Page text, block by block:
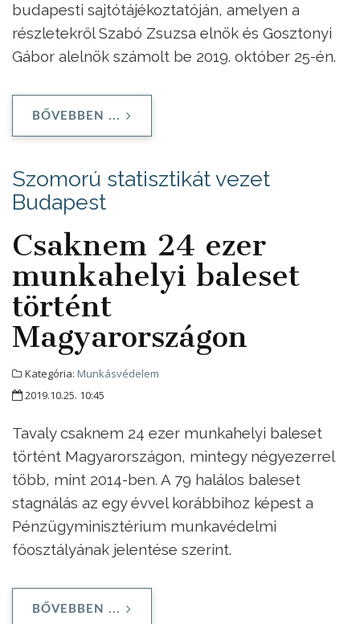
budapesti sajtótájékoztatóján, amelyen a
részletekről Szabó Zsuzsa elnök és Gosztonyi
Gábor alelnök számolt be 2019. október 25-én.
BŐVEBBEN ...
Szomorú statisztikát vezet
Budapest
Csaknem 24 ezer
munkahelyi baleset
történt
Magyarországon
Kategória: Munkásvédelem
2019.10.25. 10:45
Tavaly csaknem 24 ezer munkahelyi baleset
történt Magyarországon, mintegy négyezerrel
több, mint 2014-ben. A 79 halálos baleset
stagnálás az egy évvel korábbihoz képest a
Pénzügyminisztérium munkavédelmi
főosztályának jelentése szerint.
BŐVEBBEN ...